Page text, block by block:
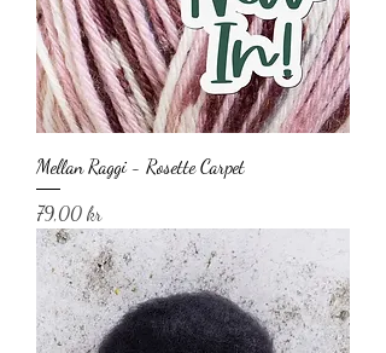
Mellan Raggi - Rosette Carpet
Pris
79,00 kr